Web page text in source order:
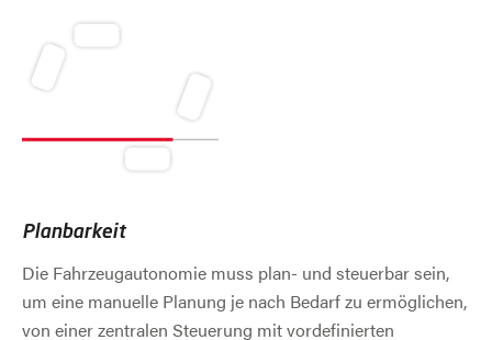
Planbarkeit
Die Fahrzeugautonomie muss plan- und steuerbar sein,
um eine manuelle Planung je nach Bedarf zu ermöglichen,
von einer zentralen Steuerung mit vordefinierten